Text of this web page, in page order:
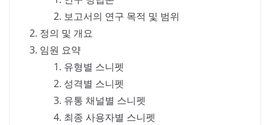
보고서의 연구 목적 및 범위
정의 및 개요
임원 요약
유형별 스니펫
성격별 스니펫
유통 채널별 스니펫
최종 사용자별 스니펫